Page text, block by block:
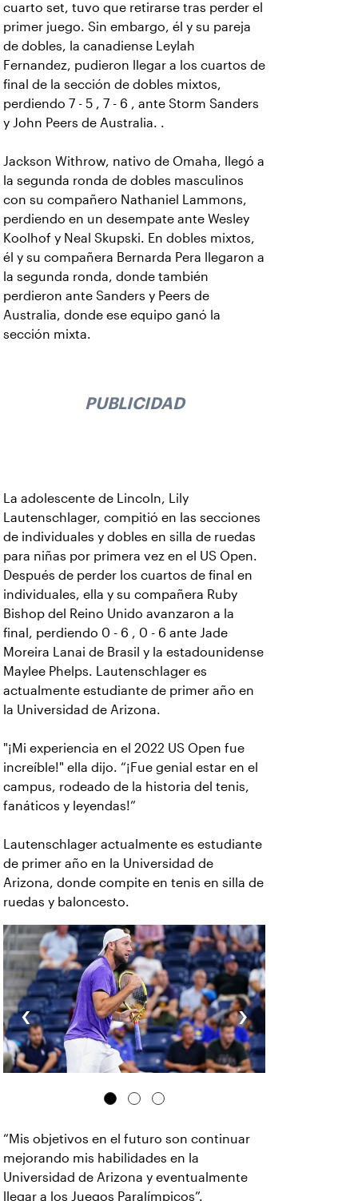
cuarto set, tuvo que retirarse tras perder el
primer juego. Sin embargo, él y su pareja
de dobles, la canadiense Leylah
Fernandez, pudieron llegar a los cuartos de
final de la sección de dobles mixtos,
perdiendo 7 - 5 , 7 - 6 , ante Storm Sanders
y John Peers de Australia. .
Jackson Withrow, nativo de Omaha, llegó a
la segunda ronda de dobles masculinos
con su compañero Nathaniel Lammons,
perdiendo en un desempate ante Wesley
Koolhof y Neal Skupski. En dobles mixtos,
él y su compañera Bernarda Pera llegaron a
la segunda ronda, donde también
perdieron ante Sanders y Peers de
Australia, donde ese equipo ganó la
sección mixta.
PUBLICIDAD
La adolescente de Lincoln, Lily
Lautenschlager, compitió en las secciones
de individuales y dobles en silla de ruedas
para niñas por primera vez en el US Open.
Después de perder los cuartos de final en
individuales, ella y su compañera Ruby
Bishop del Reino Unido avanzaron a la
final, perdiendo 0 - 6 , 0 - 6 ante Jade
Moreira Lanai de Brasil y la estadounidense
Maylee Phelps. Lautenschlager es
actualmente estudiante de primer año en
la Universidad de Arizona.
"¡Mi experiencia en el 2022 US Open fue
increíble!" ella dijo. “¡Fue genial estar en el
campus, rodeado de la historia del tenis,
fanáticos y leyendas!”
Lautenschlager actualmente es estudiante
de primer año en la Universidad de
Arizona, donde compite en tenis en silla de
ruedas y baloncesto.
‹ ›
“Mis objetivos en el futuro son continuar
mejorando mis habilidades en la
Universidad de Arizona y eventualmente
llegar a los Juegos Paralímpicos”.